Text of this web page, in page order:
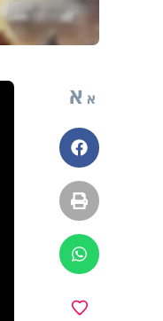
א א
פייסבוק
הדפסה
ווטסאפ